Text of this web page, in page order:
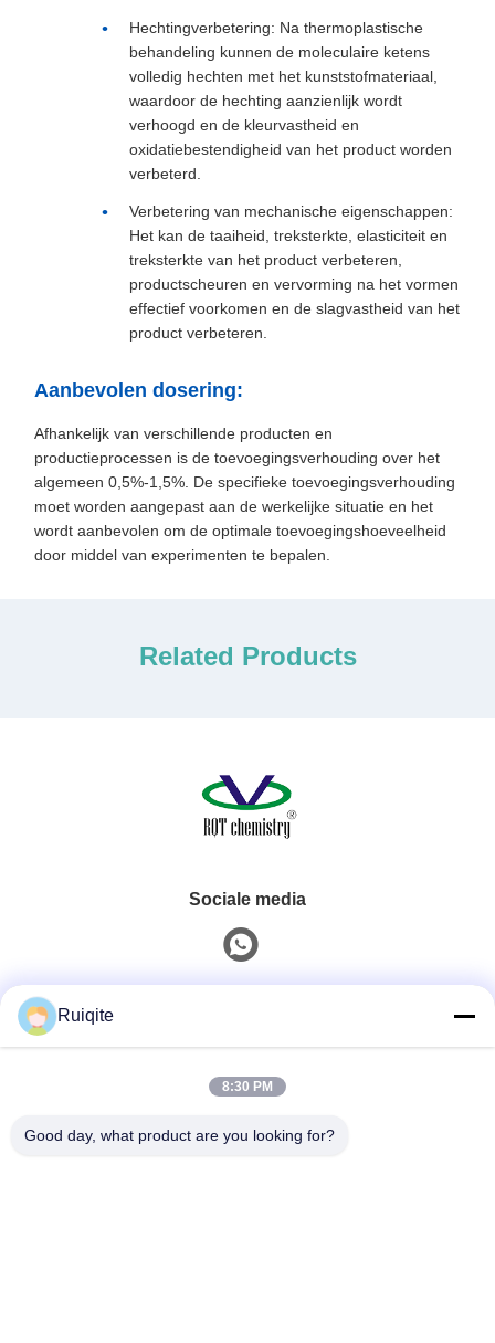
Hechtingverbetering: Na thermoplastische
behandeling kunnen de moleculaire ketens
volledig hechten met het kunststofmateriaal,
waardoor de hechting aanzienlijk wordt
verhoogd en de kleurvastheid en
oxidatiebestendigheid van het product worden
verbeterd.
Verbetering van mechanische eigenschappen:
Het kan de taaiheid, treksterkte, elasticiteit en
treksterkte van het product verbeteren,
productscheuren en vervorming na het vormen
effectief voorkomen en de slagvastheid van het
product verbeteren.
Aanbevolen dosering:
Afhankelijk van verschillende producten en
productieprocessen is de toevoegingsverhouding over het
algemeen 0,5%-1,5%. De specifieke toevoegingsverhouding
moet worden aangepast aan de werkelijke situatie en het
wordt aanbevolen om de optimale toevoegingshoeveelheid
door middel van experimenten te bepalen.
Related Products
Sociale media
0086-18217621160
Ruiqite
8:30 PM
Good day, what product are you looking for?